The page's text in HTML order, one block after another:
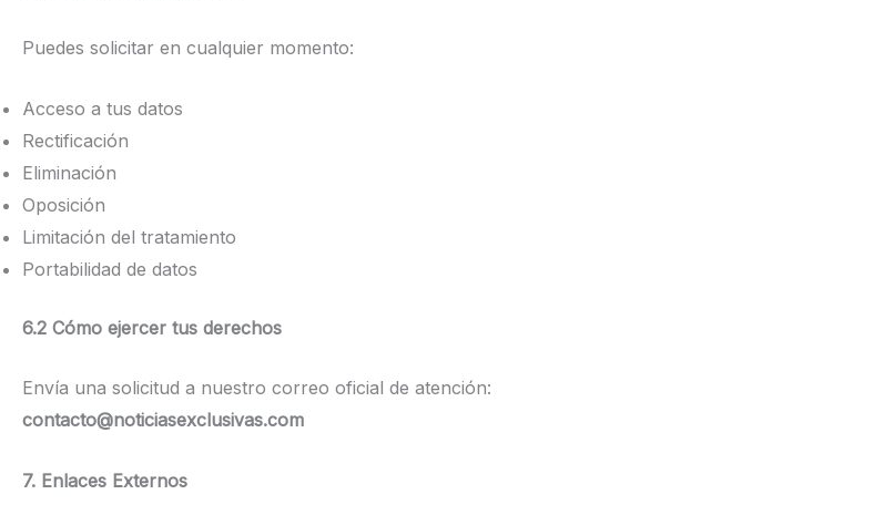
Puedes solicitar en cualquier momento:
Acceso a tus datos
Rectificación
Eliminación
Oposición
Limitación del tratamiento
Portabilidad de datos
6.2 Cómo ejercer tus derechos
Envía una solicitud a nuestro correo oficial de atención:
contacto@noticiasexclusivas.com
7. Enlaces Externos